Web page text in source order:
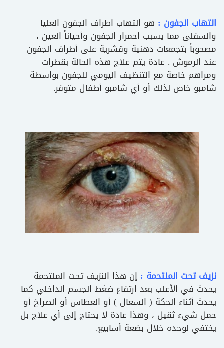
التهاب الجفون : هو التهاب اطراف الجفون العليا
والسفلى مما يسبب احمرار الجفون وأحياناً العين ،
مصحوباً بتجمعات دهنية وقشرية على أطراف الجفون
عند الرموش . عادة يتم علاج هذه الحالة بقطرات
ومراهم خاصة مع التنظيف اليومي للجفون بواسطة
شامبو خاص لذلك أو أي شامبو أطفال متوفر.
نزيف تحت الملتحمة : إن هذا النزيف تحت الملتحمة
يحدث في الأعلب بعد ارتفاع ضغط الجسم الداخلي كما
يحدث أثناء الحكة ( السعال ) أو العطاس أو الصراخ أو
حمل شيء ثقيل ، وهذا عادة لا يحتاج إلى أي علاج بل
يختفي لوحده خلال بضعة أسابيع.